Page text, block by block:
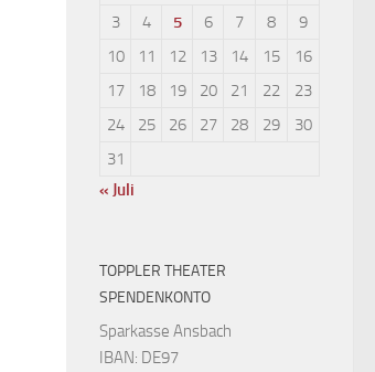
3
4 5 6 7 8
9
10
11 12 13 14 15
16
17
18 19 20 21 22
23
24
25 26 27 28 29
30
31
« Juli
TOPPLER THEATER
SPENDENKONTO
Sparkasse Ansbach
IBAN: DE97